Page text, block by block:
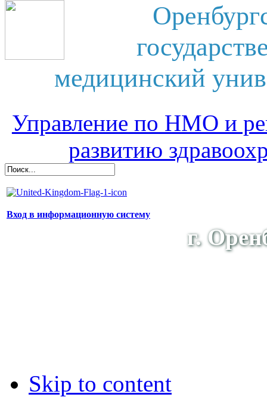
медицинский
Управление по НМО и
развитию
Вход в информационную систему
г.
Skip to content